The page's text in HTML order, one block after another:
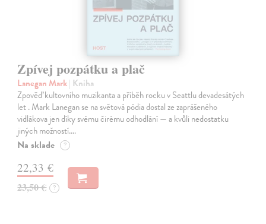
Zpívej pozpátku a plač
Lanegan Mark| Kniha
Zpověď kultovního muzikanta a příběh rocku v Seattlu devadesátých
let . Mark Lanegan se na světová pódia dostal ze zaprášeného
vidlákova jen díky svému čirému odhodlání — a kvůli nedostatku
jiných možností.…
Na sklade ?
22,33 €
23,50 € ?